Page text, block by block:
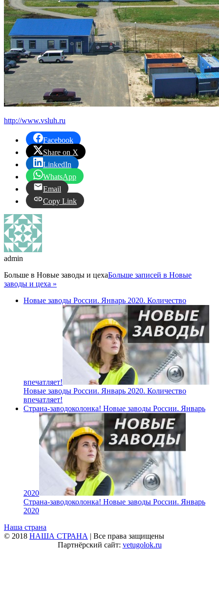
http://www.vsluh.ru
Facebook
Share on X
LinkedIn
WhatsApp
Email
Copy Link
admin
Больше в Новые заводы и цехаБольше записей в Новые
заводы и цеха »
Новые заводы России. Январь 2020. Количество
впечатляет!
Новые заводы России. Январь 2020. Количество
впечатляет!
Страна-заводоколонка! Новые заводы России. Январь
2020
Страна-заводоколонка! Новые заводы России. Январь
2020
Наша страна
© 2018 НАША СТРАНА | Все права защищены
Партнёрский сайт: vetugolok.ru